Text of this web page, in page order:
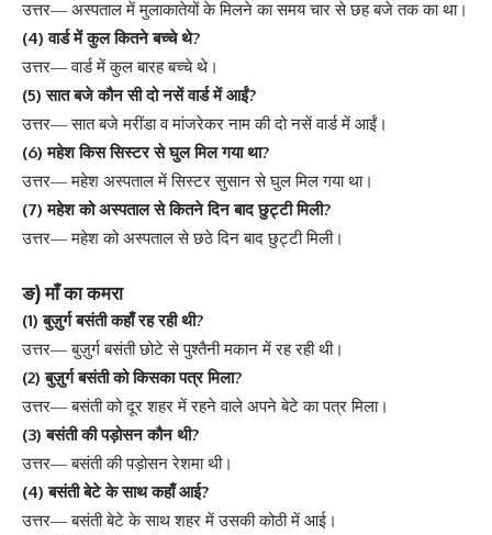
उत्तर— अस्पताल में मुलाकातेयों के मिलने का समय चार से छह बजे तक का था।
(4)वार्ड में कुल कितने बच्चे थे?
उत्तर— वार्ड में कुल बारह बच्चे थे ।
(5)सात बजे कौन सी दो नसें वार्ड में आईं?
उत्तर— सात बजे मरींडा व मांजरेकर नाम की दो नसें वार्ड में आईं।
(6)महेश किस सिस्टर से घुल मिल गया था?
उत्तर— महेश अस्पताल में सिस्टर सुसान से घुल मिल गया था।
(7)महेश को अस्पताल से कितने दिन बाद छुट्टी मिली?
उत्तर— महेश को अस्पताल से छठे दिन बाद छुट्टी मिली।
ङ)माँ का कमरा
(1)बुज़ुर्ग बसंती कहाँ रह रही थी?
उत्तर— बुज़ुर्ग बसंती छोटे से पुश्तैनी मकान में रह रही थी।
(2)बुज़ुर्ग बसंती को किसका पत्र मिला?
उत्तर— बसंती को दूर शहर में रहने वाले अपने बेटे का पत्र मिला।
(3)बसंती की पड़ोसन कौन थी?
उत्तर— बसंती की पड़ोसन रेशमा थी।
(4)बसंती बेटे के साथ कहाँ आई?
उत्तर— बसंती बेटे के साथ शहर में उसकी कोठी में आई ।